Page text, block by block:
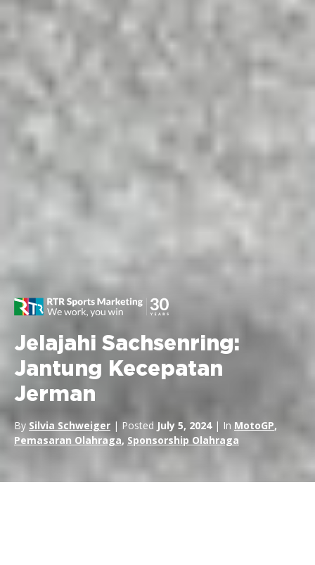
Jelajahi Sachsenring:
Jantung Kecepatan
Jerman
By Silvia Schweiger | Posted July 5, 2024| In MotoGP,
Pemasaran Olahraga, Sponsorship Olahraga